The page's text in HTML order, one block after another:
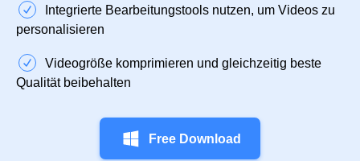
Integrierte Bearbeitungstools nutzen, um Videos zu
personalisieren
Videogröße komprimieren und gleichzeitig beste
Qualität beibehalten
Free Download